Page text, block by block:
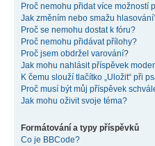
Proč nemohu přidat více možností
Jak změním nebo smažu
Proč se nemohu dostat k fóru?
Proč nemohu přidávat přílohy?
Proč jsem obdržel varování?
Jak mohu nahlásit příspěvek
K čemu slouží tlačítko „Uložit“ při
Proč musí být můj příspěvek
Jak mohu oživit svoje téma?
Formátování a typy příspěvků
Co je BBCode?